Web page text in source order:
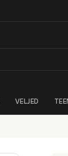
VELJED